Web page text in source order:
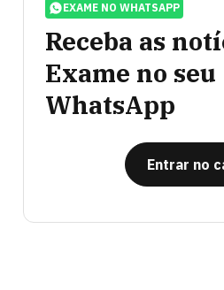
EXAME NO WHATSAPP
Receba as
Exame no seu
WhatsApp
Entrar no